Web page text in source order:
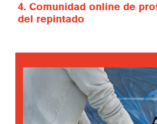
4. Comunidad online de
del repintado